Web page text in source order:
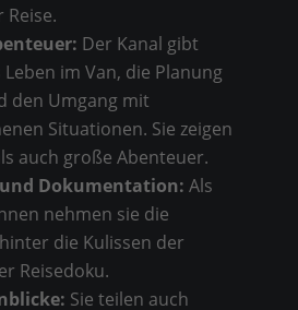
Der Kanal gibt
im Van, die Planung
den Umgang mit
Situationen. Sie zeigen
auch große Abenteuer.
Dokumentation: Als
nehmen sie die
die Kulissen der
Reisedoku.
Sie teilen auch